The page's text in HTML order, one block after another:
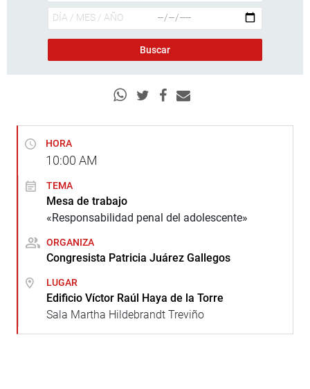
HORA
10:00 AM
TEMA
Mesa de trabajo
«Responsabilidad penal del adolescente»
ORGANIZA
Congresista Patricia Juárez Gallegos
LUGAR
Edificio Víctor Raúl Haya de la Torre
Sala Martha Hildebrandt Treviño